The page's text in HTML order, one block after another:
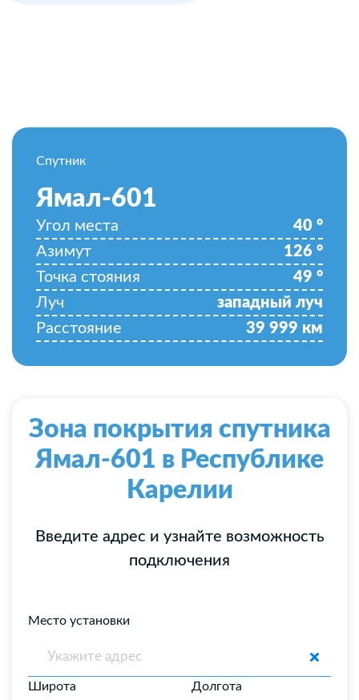
Спутник
Ямал-601
Угол места 40 °
Азимут
126 °
Точка стояния
49 °
Луч
западный луч
Расстояние
39 999 км
Зона покрытия спутника
Ямал-601 в Республике
Карелии
Введите адрес и узнайте возможность
подключения
Место установки
Широта Долгота